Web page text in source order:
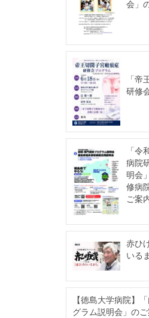
会」
「帝
研修
「令
病院
明会
修病
ご案
赤ひ
いる
【徳島大学病院】
グラム説明会」の